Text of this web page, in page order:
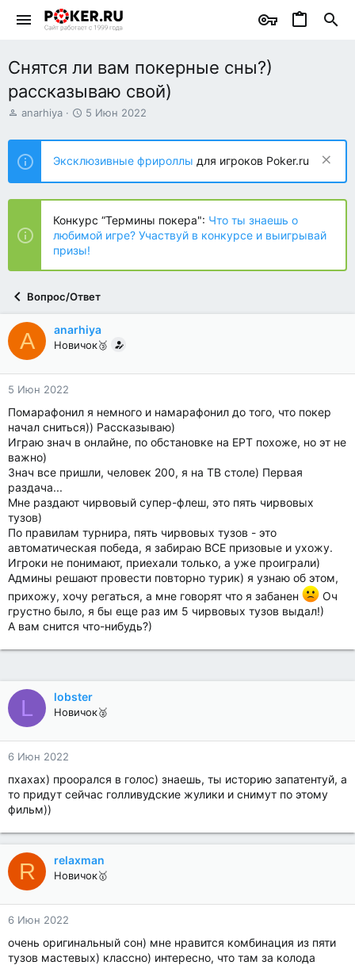
Снятся ли вам покерные сны?)
рассказываю свой)
А
т
о
р
т
е
ы
anarhiya
Д
т
н
а
ч
л
а
5 Июн 2022
Эксклюзивные фрироллы для игроков Poker.ru
Конкурс “Термины покера": Что ты знаешь о
любимой игре? Участвуй в конкурсе и выигрывай
призы!
Вопрос/Ответ
A anarhiya
Новичок🥉
5 Июн 2022
Помарафонил я немного и намарафонил до того, что покер
начал сниться)) Рассказываю)
Играю знач в онлайне, по обстановке на ЕРТ похоже, но эт не
важно)
Знач все пришли, человек 200, я на ТВ столе) Первая
раздача...
Мне раздают чирвовый супер-флеш, это пять чирвовых
тузов)
По правилам турнира, пять чирвовых тузов - это
автоматическая победа, я забираю ВСЕ призовые и ухожу.
Игроки не понимают, приехали только, а уже проиграли)
Админы решают провести повторно турик) я узнаю об этом,
прихожу, хочу регаться, а мне говорят что я забанен
Оч
грустно было, я бы еще раз им 5 чирвовых тузов выдал!)
А вам снится что-нибудь?)
L lobster
Новичок🥈
6 Июн 2022
пхахах) проорался в голос) знаешь, ты историю запатентуй, а
то придут сейчас голливудские жулики и снимут по этому
фильм))
R relaxman
Новичок🥇
6 Июн 2022
очень оригинальный сон) мне нравится комбинация из пяти
тузов мастевых) классно) интересно, что там за колода